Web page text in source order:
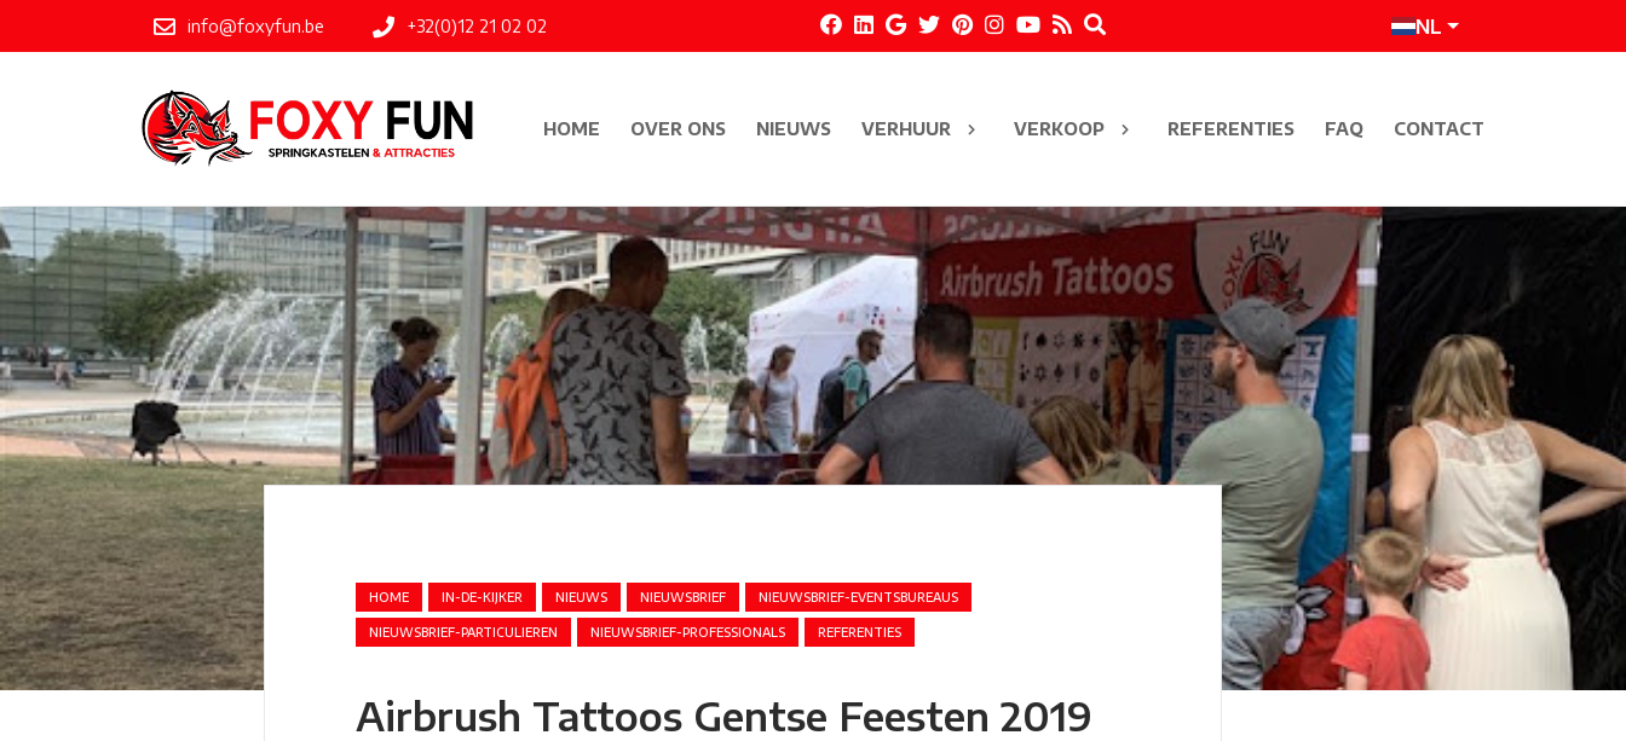
info@foxyfun.be +32(0)12 21 02 02 NL
HOME OVER ONS NIEUWS VERHUUR VERKOOP REFERENTIES FAQ CONTACT
HOME IN-DE-KIJKER NIEUWS NIEUWSBRIEF NIEUWSBRIEF-EVENTSBUREAUS
NIEUWSBRIEF-PARTICULIEREN NIEUWSBRIEF-PROFESSIONALS REFERENTIES
Airbrush Tattoos Gentse Feesten 2019